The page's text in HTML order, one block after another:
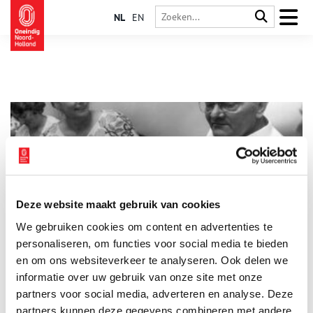
Deze website maakt gebruik van cookies
We gebruiken cookies om content en advertenties te
personaliseren, om functies voor social media te bieden
en om ons websiteverkeer te analyseren. Ook delen we
informatie over uw gebruik van onze site met onze
partners voor social media, adverteren en analyse. Deze
partners kunnen deze gegevens combineren met andere
NL EN
In de jaren vijftig en zestig kreeg een eenvoudige palingboer
uit Muiden landelijke bekendheid als de vleesgeworden God.
Louwrens Voorthuijzen, beter bekend als Lou de Palingboer,
woonde met zijn schare volgelingen in een villa in Muiderberg.
Hij predikte in Frascati, of gewoon vanuit zijn luie stoel met
een sigaar in de hand, over het redden van de mensheid uit de
klauwen van Satan. Overtuigd van zijn eigen Opstanding